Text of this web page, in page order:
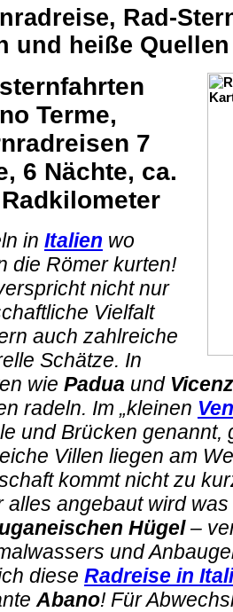
Rad-
und heiße Quellen
Terme,
7
6 Nächte, ca.
in Italien wo
die Römer kurten!
nicht nur
Vielfalt
auch zahlreiche
Schätze. In
wie Padua und
radeln. Im „kleinen
und Brücken genannt,
Villen liegen am
kommt nicht zu
alles angebaut wird
Hügel–
und
diese Radreise in
Abano! Für